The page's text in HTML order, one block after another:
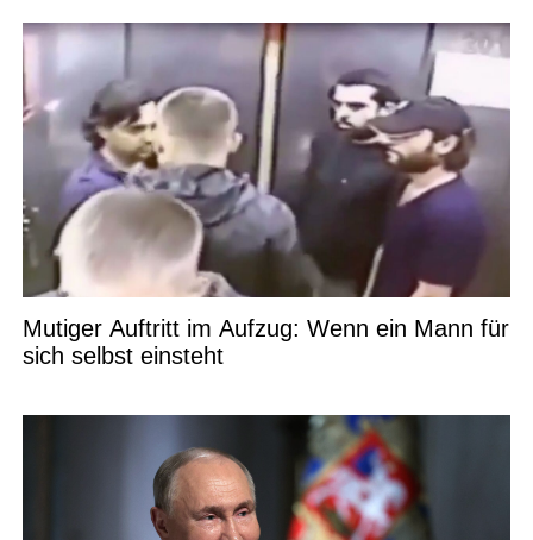
Mutiger Auftritt im Aufzug: Wenn ein Mann für
sich selbst einsteht